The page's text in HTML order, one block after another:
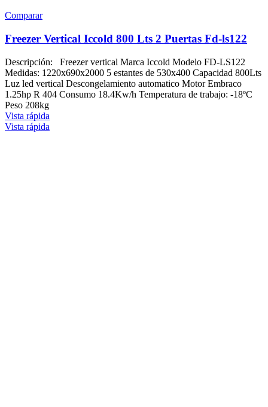
Comparar
Freezer Vertical Iccold 800 Lts 2 Puertas Fd-ls122
Descripción: Freezer vertical Marca Iccold Modelo FD-LS122
Medidas: 1220x690x2000 5 estantes de 530x400 Capacidad 800Lts
Luz led vertical Descongelamiento automatico Motor Embraco
1.25hp R 404 Consumo 18.4Kw/h Temperatura de trabajo: -18ºC
Peso 208kg
Vista rápida
Vista rápida